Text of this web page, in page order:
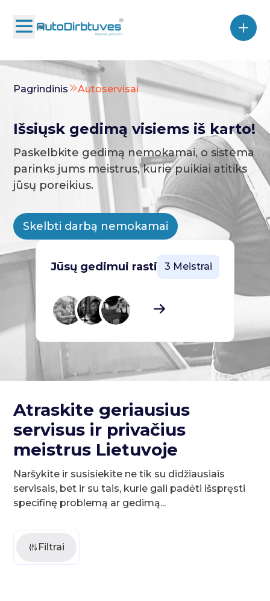
Pagrindinis Autoservisai
Išsiųsk gedimą visiems iš karto!
Paskelbkite gedimą nemokamai, o sistema
parinks jums meistrus, kurie puikiai atitiks
jūsų poreikius.
Skelbti darbą nemokamai
Jūsų gedimui rasti 3 Meistrai
Atraskite geriausius
servisus ir privačius
meistrus Lietuvoje
Naršykite ir susisiekite ne tik su didžiausiais
servisais, bet ir su tais, kurie gali padėti išspręsti
specifinę problemą ar gedimą...
Filtrai